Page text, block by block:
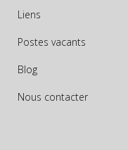
Liens
Postes vacants
Blog
Nous contacter